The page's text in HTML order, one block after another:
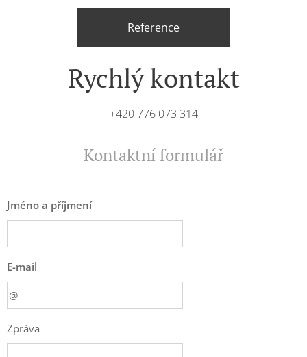
Reference
Rychlý kontakt
+420 776 073 314
Kontaktní formulář
Jméno a příjmení
E-mail
Zpráva